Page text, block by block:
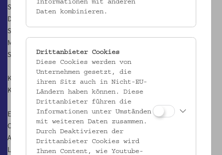
Sa, 29.6. und So, 30.6.2019, 17.00 Uhr
Do, 4.7. und Fr, 5.7.2019, 18.00 Uhr
Sa, 6.7. und So, 7.7.2019, 17.00 Uhr
Mi, 10.7. und Fr, 12.7.2019, 18.00 Uhr
Sa, 13.7. und So, 14.7.2019, 17.00 Uhr
Konzept & Regie:
Kari Rakkola (FIN)
Es spielen:
Carlos Delgado Betancourt (A/CUB)
Ayse Bostanci (A/TUR)
Lana Francis (BRA)
Informationen mit anderen
Daten kombinieren.
Drittanbieter Cookies
Diese Cookies werden von
Unternehmen gesetzt, die
ihren Sitz auch in Nicht-EU-
Ländern haben können. Diese
Drittanbieter führen die
Informationen unter Umständen
mit weiteren Daten zusammen.
Durch Deaktivieren der
Drittanbieter Cookies wird
Ihnen Content, wie Youtube-